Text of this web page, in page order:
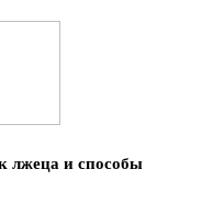
лжеца и способы